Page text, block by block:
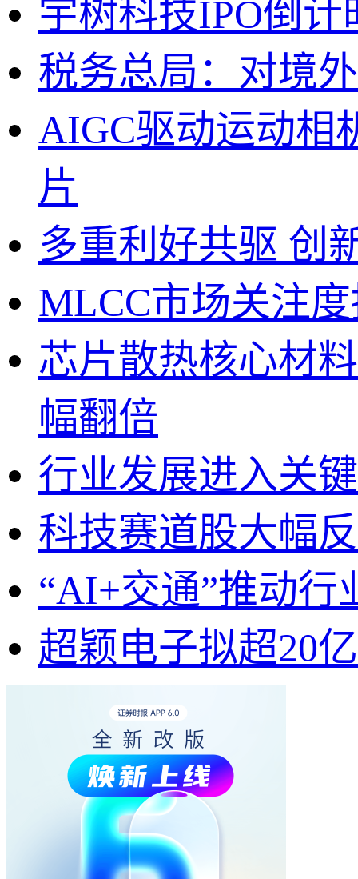
宇树科技IPO倒
税务总局：对境
AIGC驱动运动相
片
多重利好共驱 创
MLCC市场关注
芯片散热核心材
幅翻倍
行业发展进入关
科技赛道股大幅
“AI+交通”推动行
超颖电子拟超20